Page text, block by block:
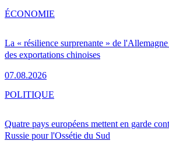
La « résilience surprenante » de
des exportations chinoises
07.08.2026
ÉCONOMIE
Quatre pays européens mettent en garde
Russie pour l'Ossétie du Sud
POLITIQUE